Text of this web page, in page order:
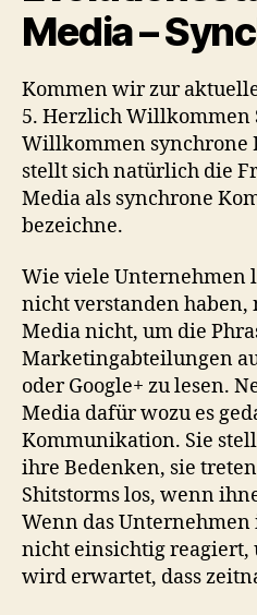
Media –
Kommen wir zur
5. Herzlich Willkommen
Willkommen synchrone
stellt sich natürlich die
Media als synchrone
bezeichne.
Wie viele Unternehmen
nicht verstanden haben,
Media nicht, um die
Marketingabteilungen
oder Google+ zu lesen.
Media dafür wozu es
Kommunikation. Sie
ihre Bedenken, sie
Shitstorms los, wenn
Wenn das
nicht einsichtig reagiert,
wird erwartet, dass